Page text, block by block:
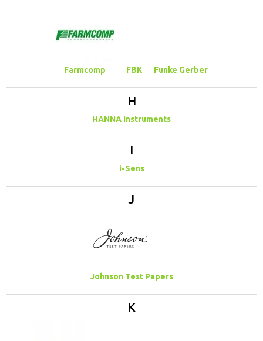
Farmcomp FBK Funke Gerber
H
HANNA Instruments
I
i-Sens
J
Johnson Test Papers
K